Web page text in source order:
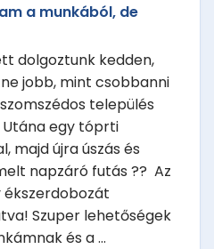
a munkából, de
dolgoztunk kedden,
jobb, mint csobbanni
település
Utána egy tóprti
majd újra úszás és
napzáró futás ?? Az
Szuper lehetőségek
és a ...